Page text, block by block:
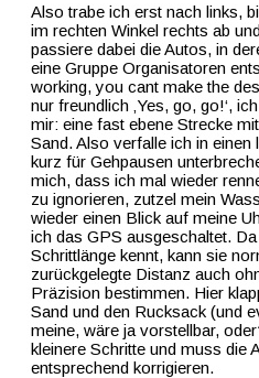
Also trabe ich erst nach links,
im rechten Winkel rechts ab
passiere dabei die Autos, in
eine Gruppe Organisatoren
working, you cant make the
nur freundlich ‚Yes, go, go!‘,
mir: eine fast ebene Strecke
Sand. Also verfalle ich in einen
kurz für Gehpausen
mich, dass ich mal wieder
zu ignorieren, zutzel mein
wieder einen Blick auf meine
ich das GPS ausgeschaltet.
Schrittlänge kennt, kann sie
zurückgelegte Distanz auch
Präzision bestimmen. Hier
Sand und den Rucksack (und
meine, wäre ja vorstellbar,
kleinere Schritte und muss die
entsprechend korrigieren.